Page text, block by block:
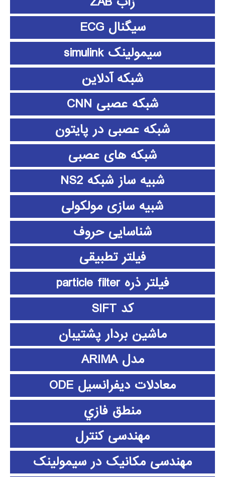
سیگنال ECG
سیمولینک simulink
شبکه آدلاین
شبکه عصبی CNN
شبکه عصبی در پایتون
شبکه های عصبی
شبیه ساز شبکه NS2
شبیه سازی مولکولی
شناسایی حروف
فیلتر تطبیقی
فیلتر ذره particle filter
کد SIFT
ماشین بردار پشتیبان
مدل ARIMA
معادلات دیفرانسیل ODE
منطق فازي
مهندسی کنترل
مهندسی مکانیک در سیمولینک